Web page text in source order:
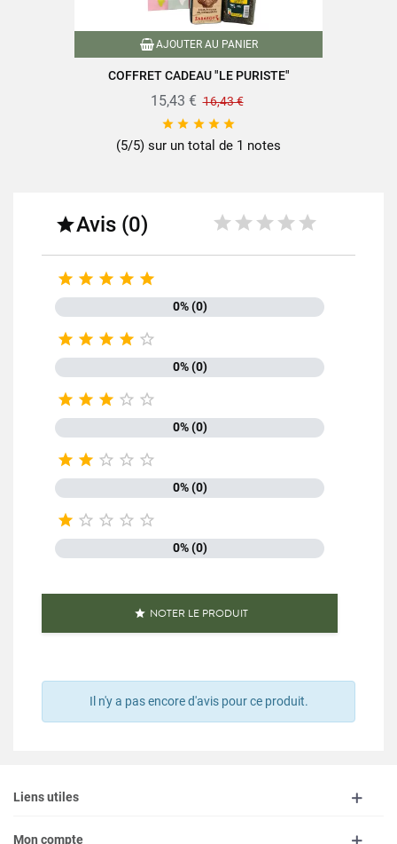
AJOUTER AU PANIER
COFFRET CADEAU "LE PURISTE"
15,43 € 16,43 €
    
(5/5) sur un total de 1 notes
Avis (0)
    
0% (0)
    
0% (0)
    
0% (0)
    
0% (0)
    
0% (0)
 NOTER LE PRODUIT
Il n'y a pas encore d'avis pour ce produit.
Liens utiles
Mon compte